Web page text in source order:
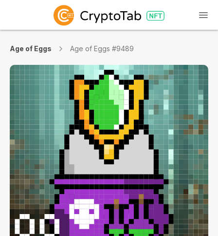
Age of Eggs Age of Eggs #9489